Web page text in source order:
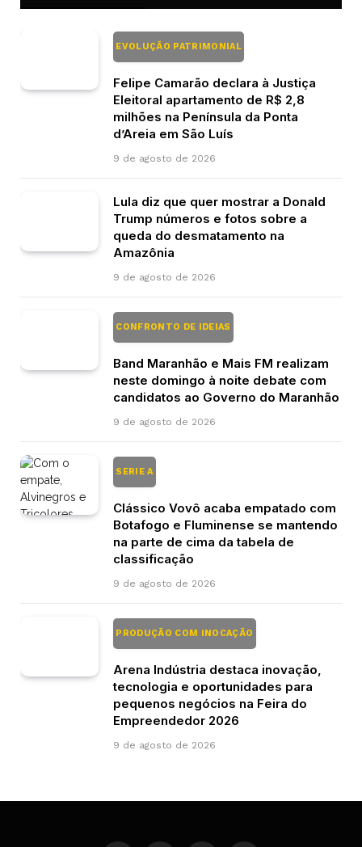
EVOLUÇÃO PATRIMONIAL
Felipe Camarão declara à Justiça
Eleitoral apartamento de R$ 2,8
milhões na Península da Ponta
d’Areia em São Luís
9 de agosto de 2026
Lula diz que quer mostrar a Donald
Trump números e fotos sobre a
queda do desmatamento na
Amazônia
9 de agosto de 2026
CONFRONTO DE IDEIAS
Band Maranhão e Mais FM realizam
neste domingo à noite debate com
candidatos ao Governo do Maranhão
9 de agosto de 2026
SERIE A
Clássico Vovô acaba empatado com
Botafogo e Fluminense se mantendo
na parte de cima da tabela de
classificação
9 de agosto de 2026
PRODUÇÃO COM INOCAÇÃO
Arena Indústria destaca inovação,
tecnologia e oportunidades para
pequenos negócios na Feira do
Empreendedor 2026
9 de agosto de 2026